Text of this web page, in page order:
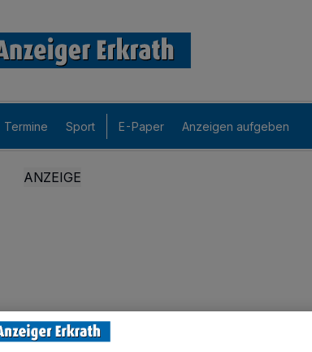
Termine Sport E-Paper Anzeigen aufgeben